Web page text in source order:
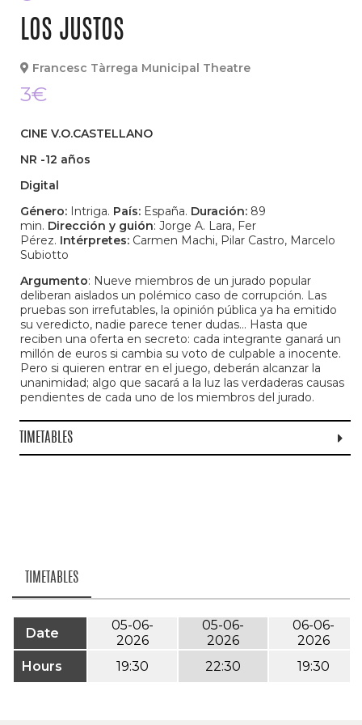
LOS JUSTOS
Francesc Tàrrega Municipal Theatre
3€
CINE V.O.CASTELLANO
NR -12 años
Digital
Género: Intriga. País: España. Duración: 89
min. Dirección y guión: Jorge A. Lara, Fer
Pérez. Intérpretes: Carmen Machi, Pilar Castro, Marcelo
Subiotto
Argumento: Nueve miembros de un jurado popular
deliberan aislados un polémico caso de corrupción. Las
pruebas son irrefutables, la opinión pública ya ha emitido
su veredicto, nadie parece tener dudas... Hasta que
reciben una oferta en secreto: cada integrante ganará un
millón de euros si cambia su voto de culpable a inocente.
Pero si quieren entrar en el juego, deberán alcanzar la
unanimidad; algo que sacará a la luz las verdaderas causas
pendientes de cada uno de los miembros del jurado.
TIMETABLES
TIMETABLES
Date
05-06-
2026
05-06-
2026
06-06-
2026
Hours
19:30 22:30 19:30